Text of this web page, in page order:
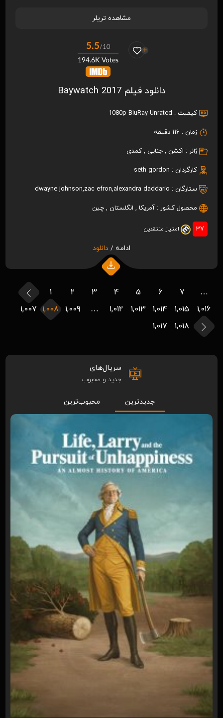
مشاهده تریلر
5.5/10
194.6K Votes
دانلود فیلم Baywatch 2017
کیفیت : 1080p BluRay Unrated
زمان : 116 دقیقه
ژانر : اکشن ,جنایی ,کمدی
کارگردان : seth gordon
ستارگان : dwayne johnson,zac efron,alexandra daddario
محصول کشور : آمریکا , انگلستان ,چين
37 امتیاز منتقدین
ادامه / دانلود
1 2 3 4 5 6 7
…
1,007 1,008 1,009 … 1,012 1,013 1,014 1,015
1,016
1,017
1,018
سریال‌های
جدید و محبوب
جدیدترین محبوب‌ترین